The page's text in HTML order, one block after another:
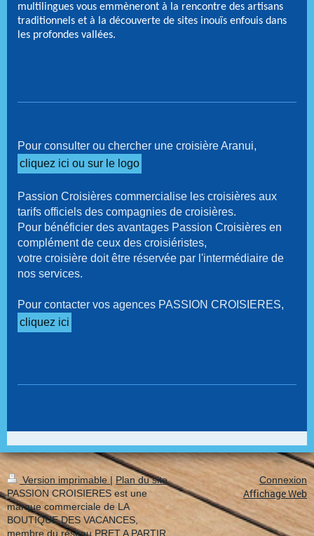
multilingues vous emmèneront à la rencontre des artisans
traditionnels et à la découverte de sites inouïs enfouis dans
les profondes vallées.
Pour consulter ou chercher une croisière Aranui,
cliquez ici ou sur le logo
Passion Croisières commercialise les croisières aux
tarifs officiels des compagnies de croisières.
Pour bénéficier des avantages Passion Croisières en
complément de ceux des croisiéristes,
votre croisière doit être réservée par l'intermédiaire de
nos services.
Pour contacter vos agences PASSION CROISIERES,
cliquez ici
Version imprimable | Plan du site
PASSION CROISIERES est une
marque commerciale de LA
BOUTIQUE DES VACANCES,
membre du réseau PRET A PARTIR
Connexion
Affichage Web